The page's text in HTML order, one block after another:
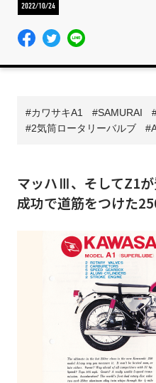
2022/10/24
カワサキA1 SAMURAI
2気筒ロータリーバルブ
マッハⅢ、そしてZ1
成功で道筋をつけた